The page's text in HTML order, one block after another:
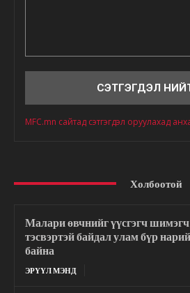
MFC.mn сайтад сэтгэгдэл оруулахад
Холбоотой
Малари өвчнийг үүсгэгч
тэсвэртэй байдал улам бүр
байна
ЭРҮҮЛ МЭНД